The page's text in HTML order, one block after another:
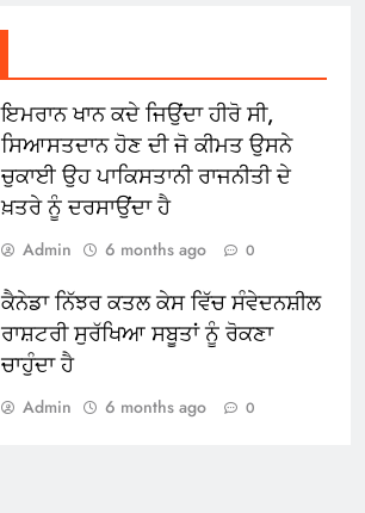
ਇਮਰਾਨ ਖਾਨ ਕਦੇ ਜਿਉਂਦਾ ਹੀਰੋ ਸੀ,
ਸਿਆਸਤਦਾਨ ਹੋਣ ਦੀ ਜੋ ਕੀਮਤ ਉਸਨੇ
ਚੁਕਾਈ ਉਹ ਪਾਕਿਸਤਾਨੀ ਰਾਜਨੀਤੀ ਦੇ
ਖ਼ਤਰੇ ਨੂੰ ਦਰਸਾਉਂਦਾ ਹੈ
Admin 6 months ago 0
ਕੈਨੇਡਾ ਨਿੱਝਰ ਕਤਲ ਕੇਸ ਵਿੱਚ ਸੰਵੇਦਨਸ਼ੀਲ
ਰਾਸ਼ਟਰੀ ਸੁਰੱਖਿਆ ਸਬੂਤਾਂ ਨੂੰ ਰੋਕਣਾ
ਚਾਹੁੰਦਾ ਹੈ
Admin 6 months ago 0